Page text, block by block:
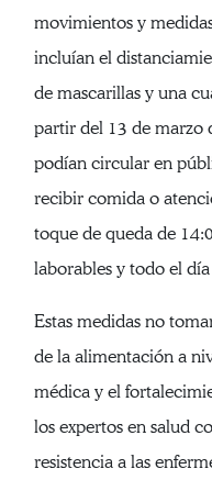
movimientos y
incluían el
de mascarillas y una
partir del 13 de marzo
podían circular en
recibir comida o
toque de queda de
laborables y todo el
Estas medidas no
de la alimentación a
médica y el
los expertos en salud
resistencia a las